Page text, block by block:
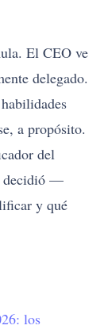
El CEO ve
delegado.
a propósito.
del
decidió —
y qué
los